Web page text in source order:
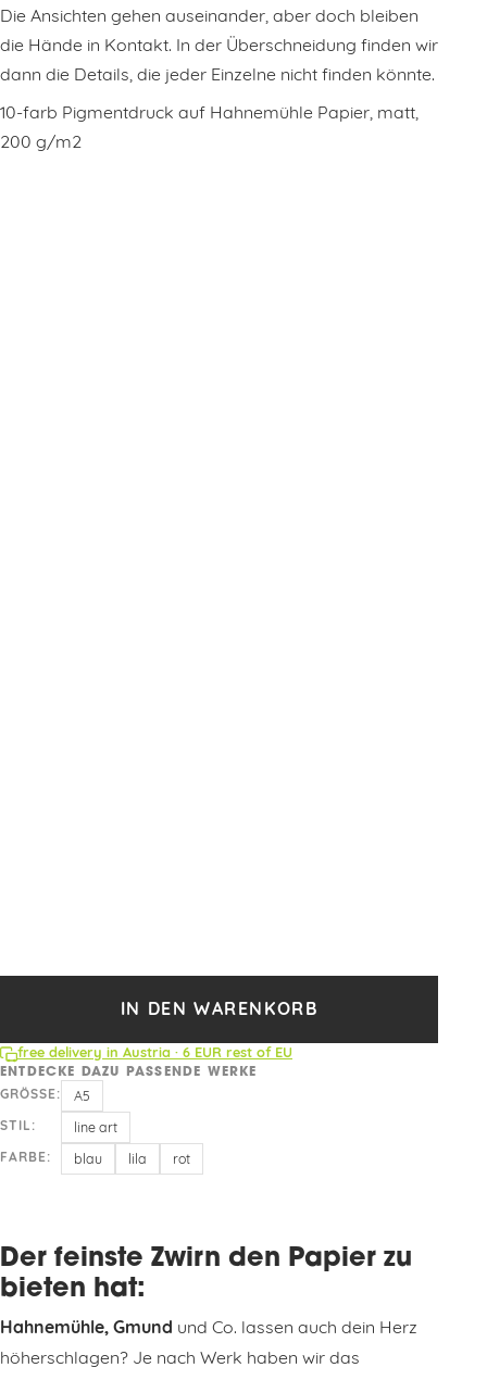
Die Ansichten gehen auseinander, aber doch bleiben
die Hände in Kontakt. In der Überschneidung finden wir
dann die Details, die jeder Einzelne nicht finden könnte.
10-farb Pigmentdruck auf Hahnemühle Papier, matt,
200 g/m2
IN DEN WARENKORB
free delivery in Austria · 6 EUR rest of EU
ENTDECKE DAZU PASSENDE WERKE
GRÖSSE:
A5
STIL: line art
FARBE: blau lila rot
Der feinste Zwirn den Papier zu
bieten hat:
Hahnemühle, Gmund und Co. lassen auch dein Herz
höherschlagen? Je nach Werk haben wir das